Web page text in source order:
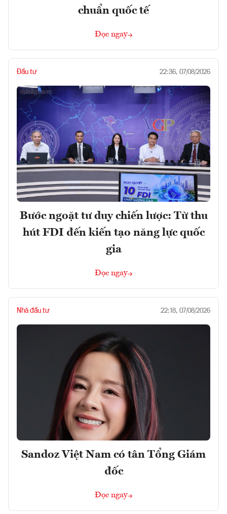
chuẩn quốc tế
Đọc ngay
Đầu tư 22:36, 07/08/2026
Bước ngoặt tư duy chiến lược: Từ thu
hút FDI đến kiến tạo năng lực quốc
gia
Đọc ngay
Nhà đầu tư 22:18, 07/08/2026
Sandoz Việt Nam có tân Tổng Giám
đốc
Đọc ngay